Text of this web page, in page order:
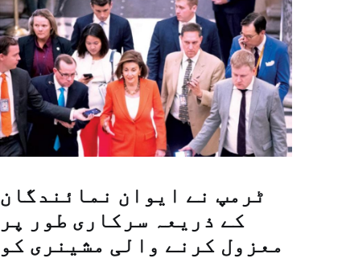
ٹرمپ نے ایوان نمائندگان
کے ذریعہ سرکاری طور پر
معزول کرنے والی مشینری کو